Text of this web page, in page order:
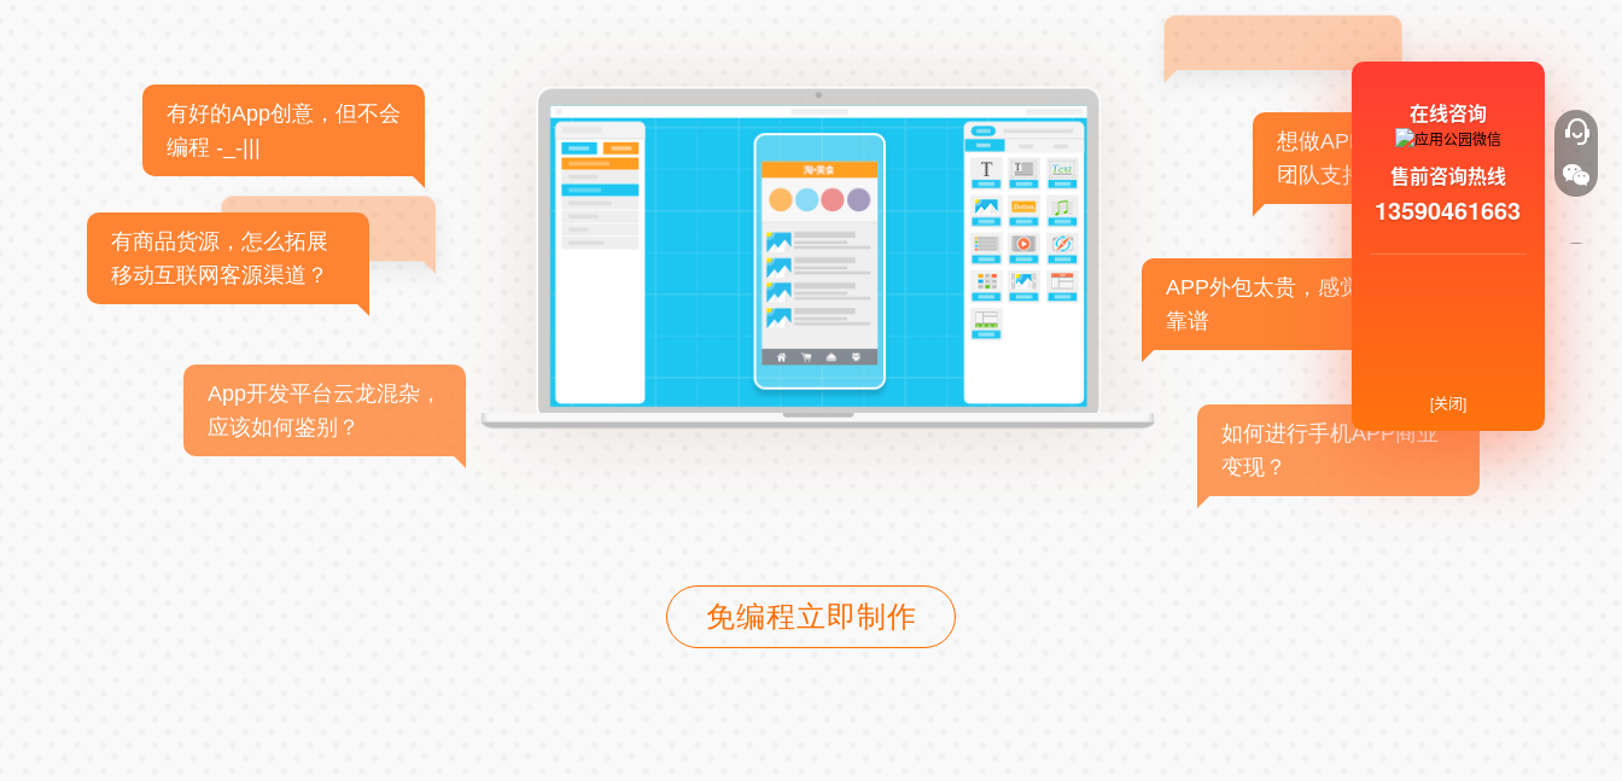
有好的App创意，但不会
编程 -_-|||
有商品货源，怎么拓展
移动互联网客源渠道？
App开发平台云龙混杂，
应该如何鉴别？
想做APP，但没有技术
团队支持
APP外包太贵，感觉不
靠谱
如何进行手机APP商业
变现？
免编程立即制作
在线咨询
售前咨询热线
13590461663
[关闭]